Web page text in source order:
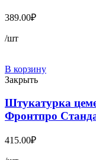
389.00₽
/шт
В корзину
Закрыть
Штукатурка
Фронтпро
415.00₽